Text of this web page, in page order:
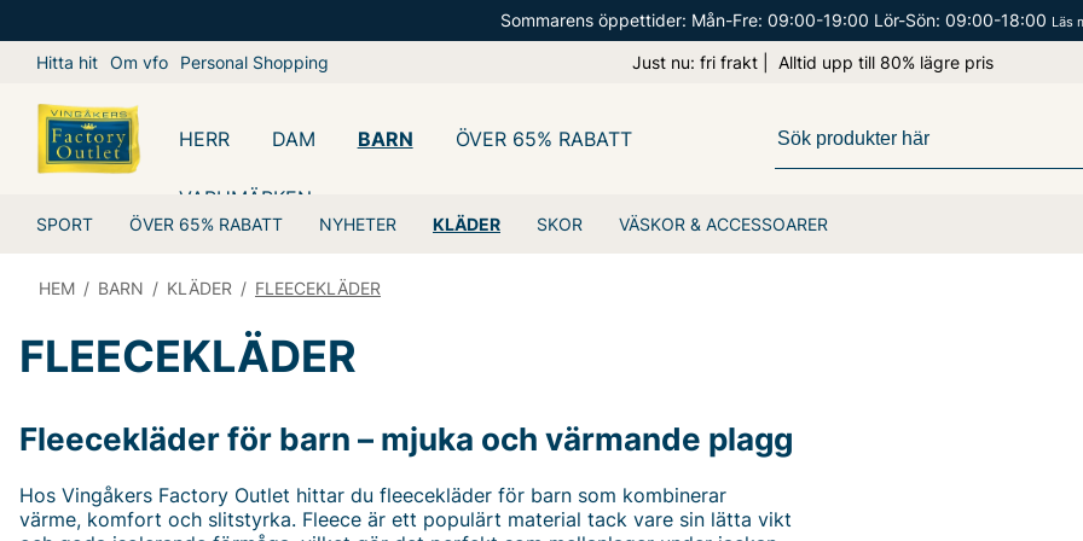
Sommarens öppettider: Mån-Fre: 09:00-19:00 Lör-Sön: 09:00-18:00 Läs
Hitta hit Om vfo Personal Shopping Just nu: fri frakt | Alltid upp till 80% lägre pris
HERR DAM BARN
SPORT ÖVER 65% RABATT NYHETER KLÄDER SKOR VÄSKOR & ACCESSOARER
ÖVER 65% RABATT
VARUMÄRKEN
HEM / BARN / KLÄDER / FLEECEKLÄDER
FLEECEKLÄDER
Fleecekläder för barn – mjuka och värmande plagg
Hos Vingåkers Factory Outlet hittar du fleecekläder för barn som kombinerar
värme, komfort och slitstyrka. Fleece är ett populärt material tack vare sin lätta vikt